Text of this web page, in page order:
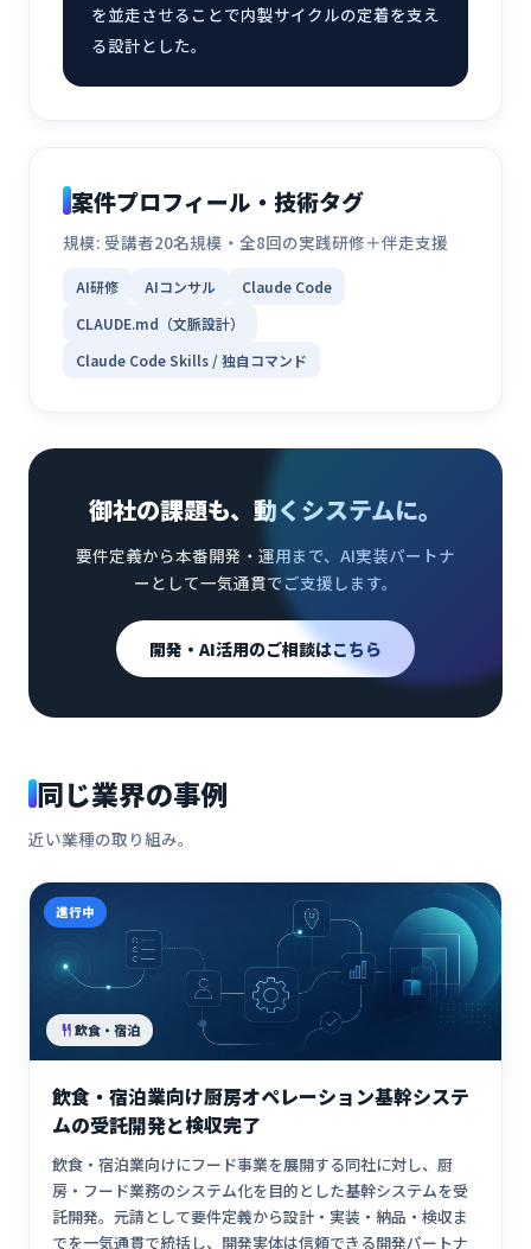
を並走させることで内製サイクルの定着を支え
る設計とした。
案件プロフィール・技術タグ
規模: 受講者20名規模・全8回の実践研修＋伴走支援
AI研修 AIコンサル
Claude Code
CLAUDE.md（文脈設計）
Claude Code Skills / 独自コマンド
御社の課題も、動くシステムに。
要件定義から本番開発・運用まで、AI実装パートナ
ーとして一気通貫でご支援します。
開発・AI活用のご相談はこちら
同じ業界の事例
近い業種の取り組み。
進行中
飲食・宿泊
飲食・宿泊業向け厨房オペレーション基幹システ
ムの受託開発と検収完了
飲食・宿泊業向けにフード事業を展開する同社に対し、厨
房・フード業務のシステム化を目的とした基幹システムを受
託開発。元請として要件定義から設計・実装・納品・検収ま
でを一気通貫で統括し、開発実体は信頼できる開発パートナ